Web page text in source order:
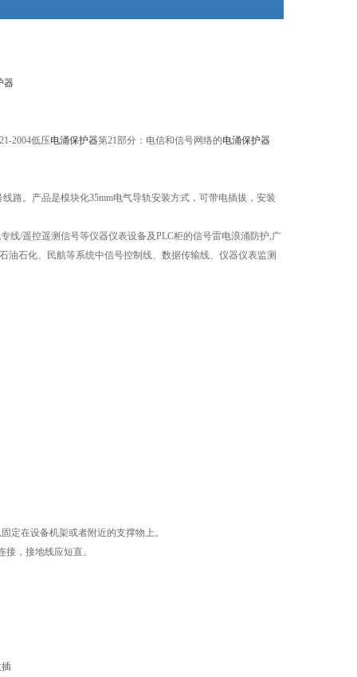
器
2004低压电涌保护器第21部分：电信和信号网络的电涌保护器
路。产品是模块化35mm电气导轨安装方式，可带电插拔，安装
线/遥控遥测信号等仪器仪表设备及PLC柜的信号雷电浪涌防护,广
石化、民航等系统中信号控制线、数据传输线、仪器仪表监测
定在设备机架或者附近的支撑物上。
，接地线应短直。
插